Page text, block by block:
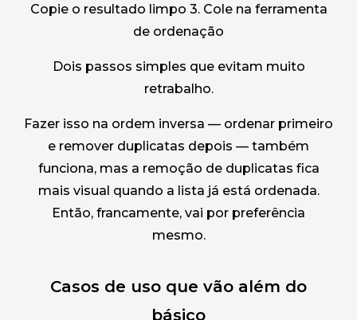
Copie o resultado limpo 3. Cole na ferramenta
de ordenação
Dois passos simples que evitam muito
retrabalho.
Fazer isso na ordem inversa — ordenar primeiro
e remover duplicatas depois — também
funciona, mas a remoção de duplicatas fica
mais visual quando a lista já está ordenada.
Então, francamente, vai por preferência
mesmo.
Casos de uso que vão além do
básico